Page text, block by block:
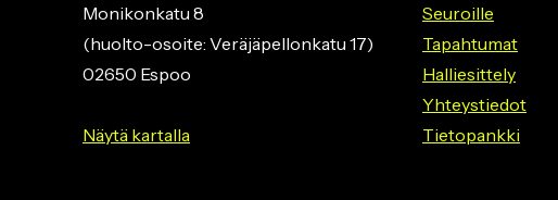
Monikonkatu 8
(huolto-osoite: Veräjäpellonkatu 17)
02650 Espoo
Näytä kartalla
Seuroille
Tapahtumat
Halliesittely
Yhteystiedot
Tietopankki